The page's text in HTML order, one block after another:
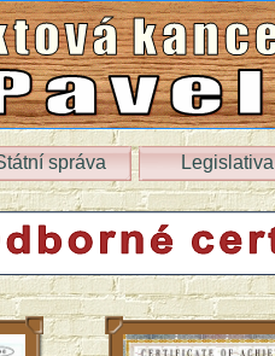
správa Legislativa